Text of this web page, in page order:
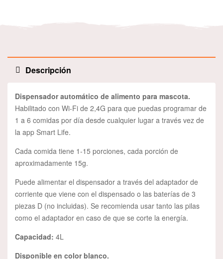
Descripción
Dispensador automático de alimento para mascota.
Habilitado con Wi-Fi de 2,4G para que puedas programar de
1 a 6 comidas por día desde cualquier lugar a través vez de
la app Smart Life.
Cada comida tiene 1-15 porciones, cada porción de
aproximadamente 15g.
Puede alimentar el dispensador a través del adaptador de
corriente que viene con el dispensado o las baterías de 3
piezas D (no incluidas). Se recomienda usar tanto las pilas
como el adaptador en caso de que se corte la energía.
Capacidad: 4L
Disponible en color blanco.